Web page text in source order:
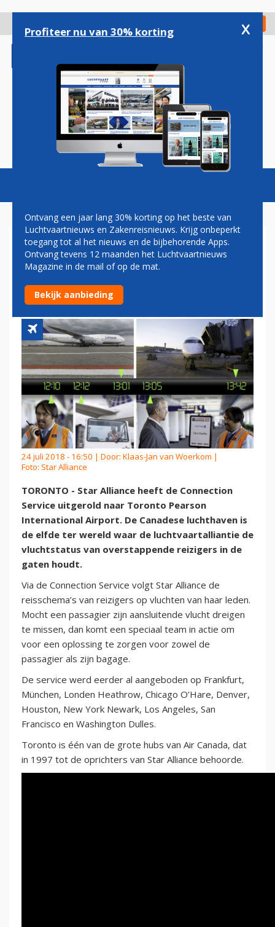
gaan
Check in
Magazine Podcasts Vacatures
STAR ALLIANCE ROLT
CONNECTION SERVICE UIT
NAAR TORONTO
24 juli 2018 - 16:50 | Door: Klaas-Jan van Woerkom |
Foto: Star Alliance
TORONTO - Star Alliance heeft de Connection
Service uitgerold naar Toronto Pearson
International Airport. De Canadese luchthaven is
de elfde ter wereld waar de luchtvaartalliantie de
vluchtstatus van overstappende reizigers in de
gaten houdt.
Via de Connection Service volgt Star Alliance de
reisschema’s van reizigers op vluchten van haar leden.
Mocht een passagier zijn aansluitende vlucht dreigen
te missen, dan komt een speciaal team in actie om
voor een oplossing te zorgen voor zowel de
passagier als zijn bagage.
De service werd eerder al aangeboden op Frankfurt,
München, Londen Heathrow, Chicago O’Hare, Denver,
Houston, New York Newark, Los Angeles, San
Francisco en Washington Dulles.
Toronto is één van de grote hubs van Air Canada, dat
in 1997 tot de oprichters van Star Alliance behoorde.
Profiteer nu van 30% korting x
Ontvang een jaar lang 30% korting op het beste van
Luchtvaartnieuws en Zakenreisnieuws. Krijg onbeperkt
toegang tot al het nieuws en de bijbehorende Apps.
Ontvang tevens 12 maanden het Luchtvaartnieuws
Magazine in de mail of op de mat.
Bekijk aanbieding